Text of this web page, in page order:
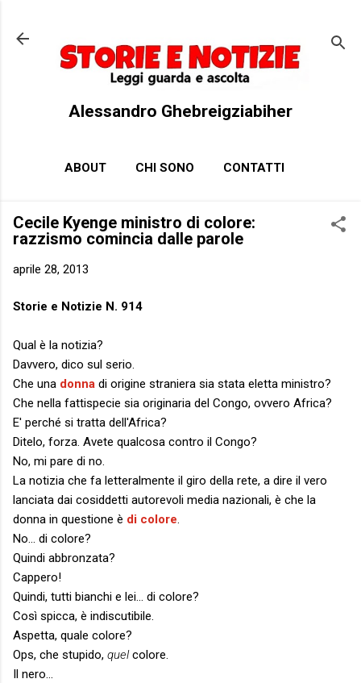
Alessandro Ghebreigziabiher
ABOUT CHI SONO CONTATTI
Cecile Kyenge ministro di colore:
razzismo comincia dalle parole
aprile 28, 2013
Storie e Notizie N. 914
Qual è la notizia?
Davvero, dico sul serio.
Che una donna di origine straniera sia stata eletta ministro?
Che nella fattispecie sia originaria del Congo, ovvero Africa?
E' perché si tratta dell'Africa?
Ditelo, forza. Avete qualcosa contro il Congo?
No, mi pare di no.
La notizia che fa letteralmente il giro della rete, a dire il vero
lanciata dai cosiddetti autorevoli media nazionali, è che la
donna in questione è di colore.
No... di colore?
Quindi abbronzata?
Cappero!
Quindi, tutti bianchi e lei... di colore?
Così spicca, è indiscutibile.
Aspetta, quale colore?
Ops, che stupido, quelcolore.
Il nero...